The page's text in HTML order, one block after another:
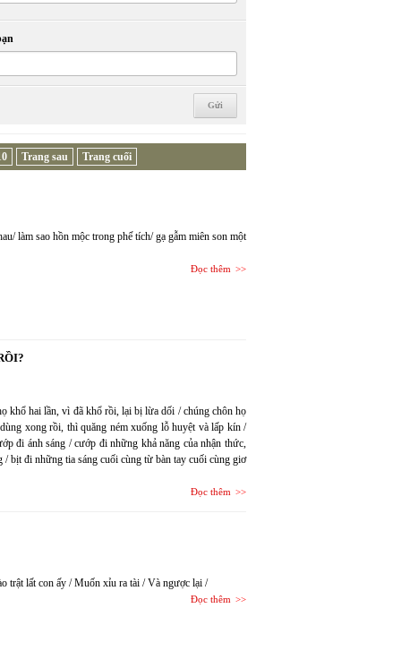
Trang sau Trang cuối
làm sao hồn mộc trong phế tích/ gạ gẫm miên son một
Đọc thêm
khổ hai lần, vì đã khổ rồi, lại bị lừa dối / chúng chôn họ
xong rồi, thì quăng ném xuống lỗ huyệt và lấp kín /
đi ánh sáng / cướp đi những khả năng của nhận thức,
bịt đi những tia sáng cuối cùng từ bàn tay cuối cùng giơ
Đọc thêm
trật lất con ấy / Muốn xỉu ra tài / Và ngược lại /
Đọc thêm